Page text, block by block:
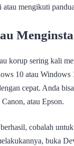
mengikuti
korup sering kali
10 atau
cepat. Anda
atau Epson.
cobalah
buka